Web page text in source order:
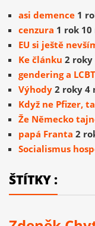
asi demence 1
cenzura 1 rok
EU si ještě
Ke článku 2 roky
gendering a LCBT
Výhody 2 roky 4
Když ne Pfizer,
Že Německo
papá Franta 2
Socialismus
ŠTÍTKY :